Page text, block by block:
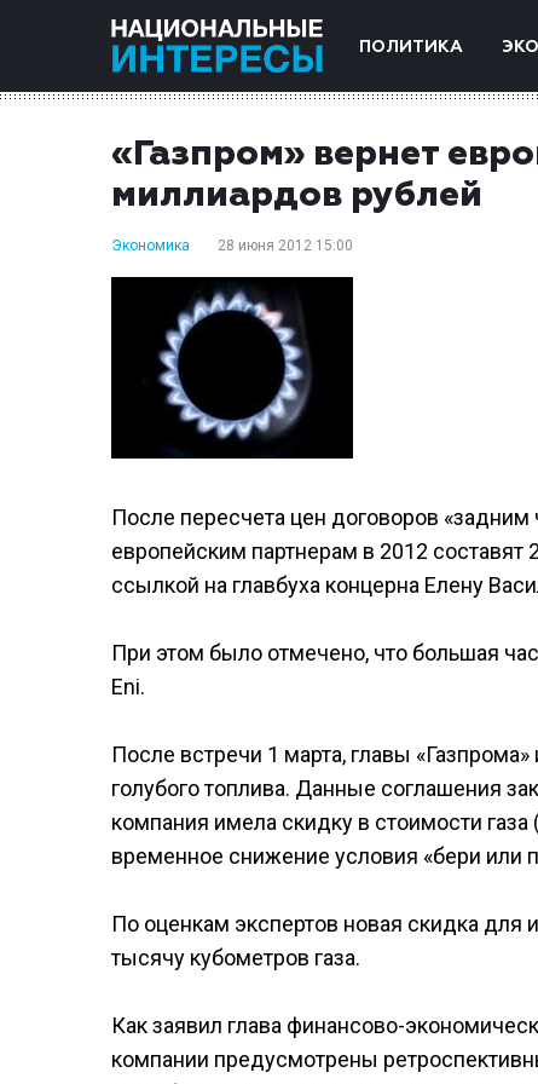
ПОЛИТИКА
«Газпром» вернет
миллиардов рублей
Экономика 28 июня 2012 15:00
После пересчета цен договоров «задним
европейским партнерам в 2012
ссылкой на главбуха концерна Елену
При этом было отмечено, что большая
Eni.
После встречи 1 марта, главы
голубого топлива. Данные соглашения
компания имела скидку в стоимости
временное снижение условия «бери или
По оценкам экспертов новая скидка для
тысячу кубометров газа.
Как заявил глава финансово-
компании предусмотрены